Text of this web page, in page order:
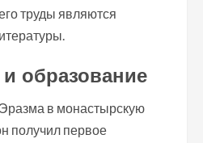
труды являются
образование
в монастырскую
получил первое